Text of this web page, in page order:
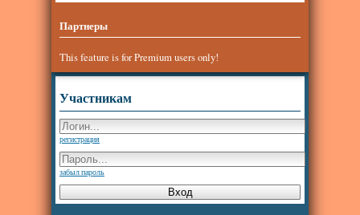
Партнеры
This feature is for Premium users only!
Участникам
регистрация
забыл пароль